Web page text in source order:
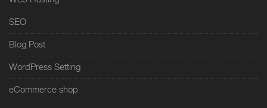
SEO
Blog Post
WordPress Setting
eCommerce shop